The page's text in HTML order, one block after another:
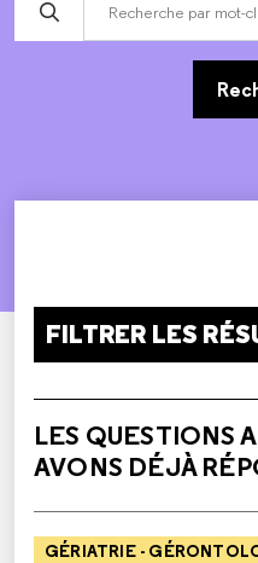
FILTRER LES
LES QUESTIONS
AVONS DÉJÀ
GÉRIATRIE -